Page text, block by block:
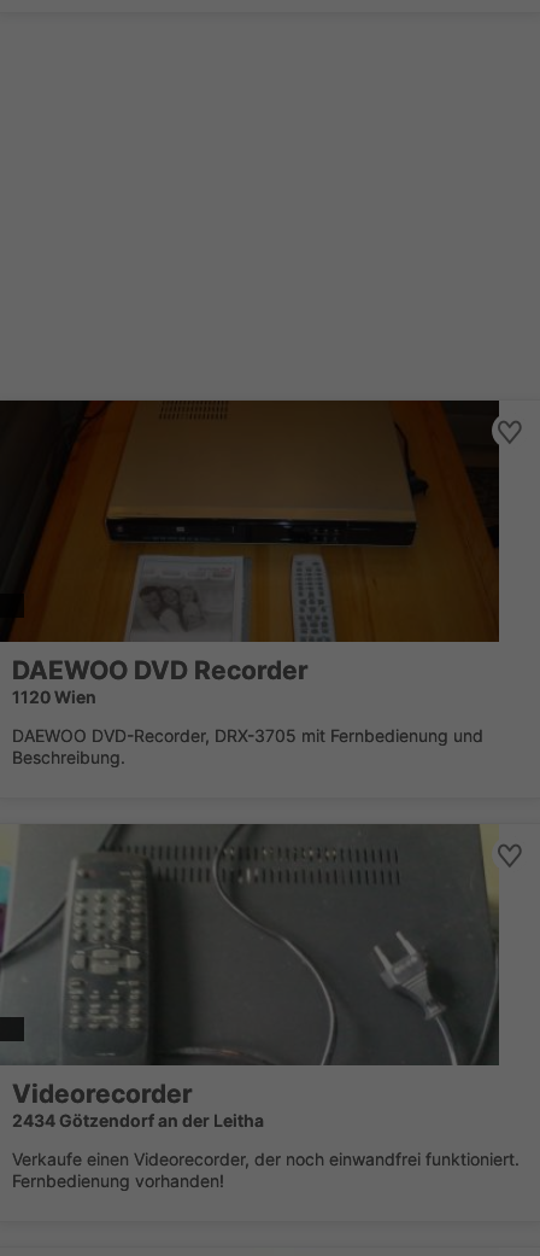
DAEWOO DVD Recorder
1120 Wien
DAEWOO DVD-Recorder, DRX-3705 mit Fernbedienung und
Beschreibung.
Videorecorder
2434 Götzendorf an der Leitha
Verkaufe einen Videorecorder, der noch einwandfrei funktioniert.
Fernbedienung vorhanden!